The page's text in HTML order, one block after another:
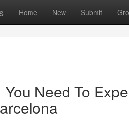
Home New Submit
Need To